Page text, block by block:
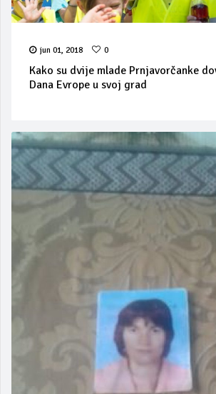
jun 01, 2018 0
Kako su dvije mlade Prnjavorčanke
Dana Evrope u svoj grad